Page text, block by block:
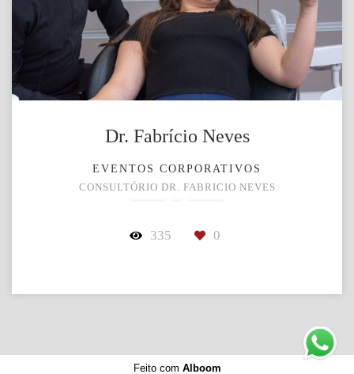
Dr. Fabrício Neves
EVENTOS CORPORATIVOS
CONSULTÓRIO DR. FABRICIO NEVES
335 0
Feito com Alboom